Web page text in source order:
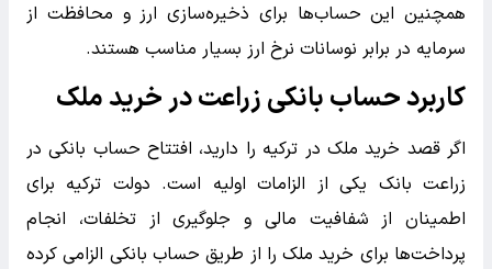
همچنین این حساب‌ها برای ذخیره‌سازی ارز و محافظت از
سرمایه در برابر نوسانات نرخ ارز بسیار مناسب هستند.
کاربرد حساب بانکی زراعت در خرید ملک
اگر قصد خرید ملک در ترکیه را دارید، افتتاح حساب بانکی در
زراعت بانک یکی از الزامات اولیه است. دولت ترکیه برای
اطمینان از شفافیت مالی و جلوگیری از تخلفات، انجام
پرداخت‌ها برای خرید ملک را از طریق حساب بانکی الزامی کرده